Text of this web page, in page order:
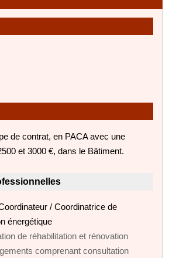
de contrat, en PACA avec une
et 3000 €, dans le Bâtiment.
/ Coordinatrice de
énergétique
de réhabilitation et rénovation
comprenant consultation